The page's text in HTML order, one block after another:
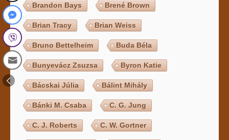
Brandon Bays Brené Brown
Brian Tracy Brian Weiss
Bruno Bettelheim Buda Béla
Bunyevácz Zsuzsa Byron Katie
Bácskai Júlia Bálint Mihály
Bánki M. Csaba C. G. Jung
C. J. Roberts C. W. Gortner